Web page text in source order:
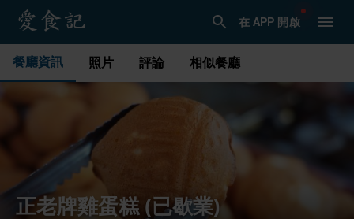
在 APP 開啟
餐廳資訊 照片 評論 相似餐廳
正老牌雞蛋糕 (已歇業)